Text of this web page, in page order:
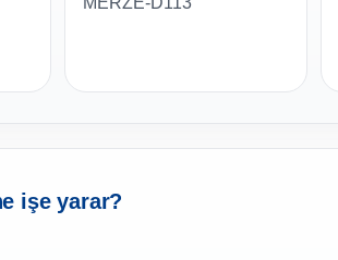
işe yarar?